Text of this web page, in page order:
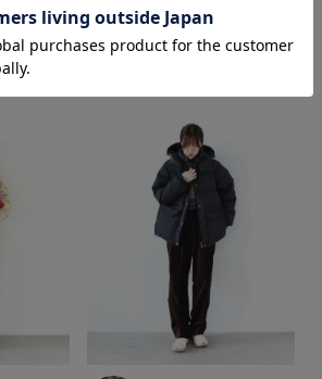
予約商品
WEB限定
web store BINGOYA